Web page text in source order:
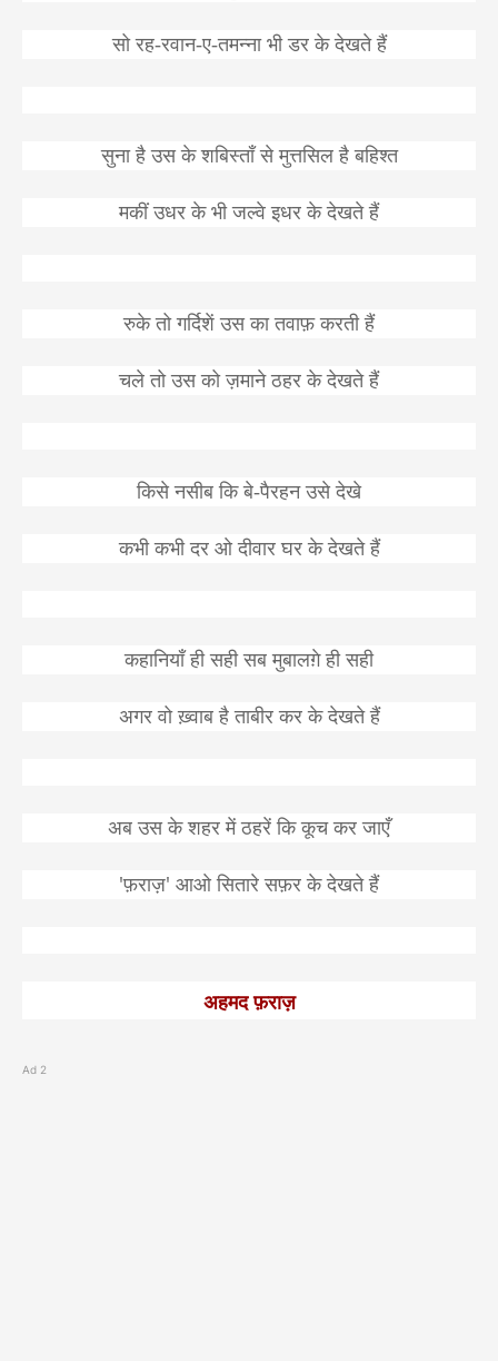
सो रह-रवान-ए-तमन्ना भी डर के देखते हैं
सुना है उस के शबिस्ताँ से मुत्तसिल है बहिश्त
मकीं उधर के भी जल्वे इधर के देखते हैं
रुके तो गर्दिशें उस का तवाफ़ करती हैं
चले तो उस को ज़माने ठहर के देखते हैं
किसे नसीब कि बे-पैरहन उसे देखे
कभी कभी दर ओ दीवार घर के देखते हैं
कहानियाँ ही सही सब मुबालग़े ही सही
अगर वो ख़्वाब है ताबीर कर के देखते हैं
अब उस के शहर में ठहरें कि कूच कर जाएँ
'फ़राज़' आओ सितारे सफ़र के देखते हैं
अहमद फ़राज़
Ad 2